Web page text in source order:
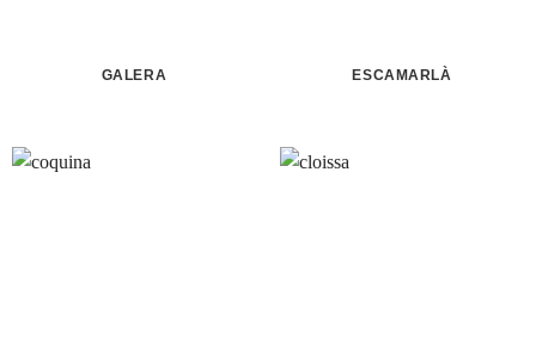
GALERA ESCAMARLÀ